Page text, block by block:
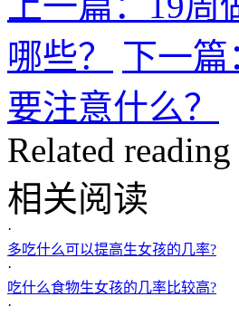
哪些？
下一
要注意什么？
Related reading
相关阅读
·
多吃什么可以提高生女孩的几率?
·
吃什么食物生女孩的几率比较高?
·